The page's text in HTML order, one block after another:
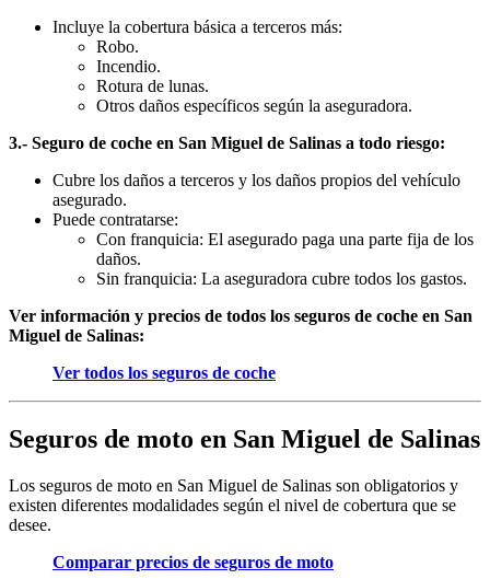
Incluye la cobertura básica a terceros más:
Robo.
Incendio.
Rotura de lunas.
Otros daños específicos según la aseguradora.
3.- Seguro de coche en San Miguel de Salinas a todo riesgo:
Cubre los daños a terceros y los daños propios del vehículo
asegurado.
Puede contratarse:
Con franquicia: El asegurado paga una parte fija de los
daños.
Sin franquicia: La aseguradora cubre todos los gastos.
Ver información y precios de todos los seguros de coche en San
Miguel de Salinas:
Ver todos los seguros de coche
Seguros de moto en San Miguel de Salinas
Los seguros de moto en San Miguel de Salinas son obligatorios y
existen diferentes modalidades según el nivel de cobertura que se
desee.
Comparar precios de seguros de moto